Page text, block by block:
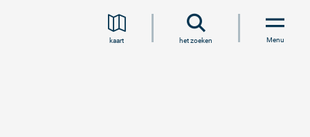
kaart het zoeken Menu